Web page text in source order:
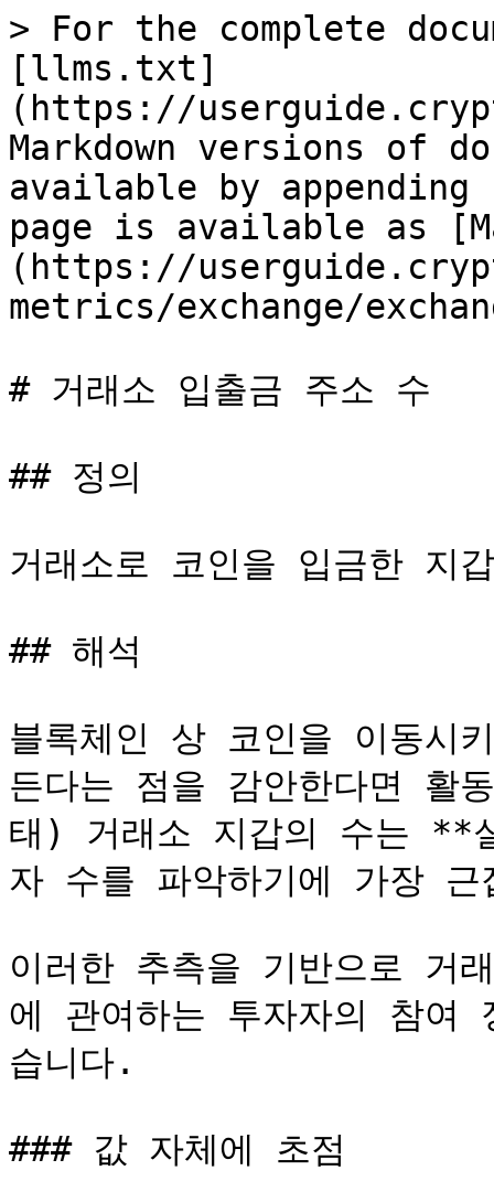
> For the complete
[llms.txt]
(https://
Markdown versions of
available by
page is available as
(https://
metrics/exchange/
# 거래소 입출금 주소 수
## 정의
거래소로 코인을 입금한 지
## 해석﻿
블록체인 상 코인을 이동시
든다는 점을 감안한다면 활
태) 거래소 지갑의 수는 **
자 수를 파악하기에 가장
이러한 추측을 기반으로 거
에 관여하는 투자자의 참여
습니다.
### 값 자체에 초점